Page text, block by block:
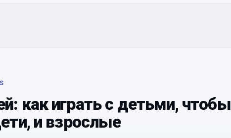
как играть с детьми, чтобы
и взрослые